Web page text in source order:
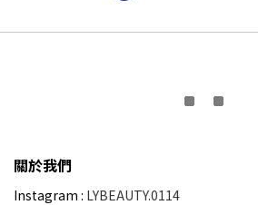
關於我們
Instagram : LYBEAUTY.0114